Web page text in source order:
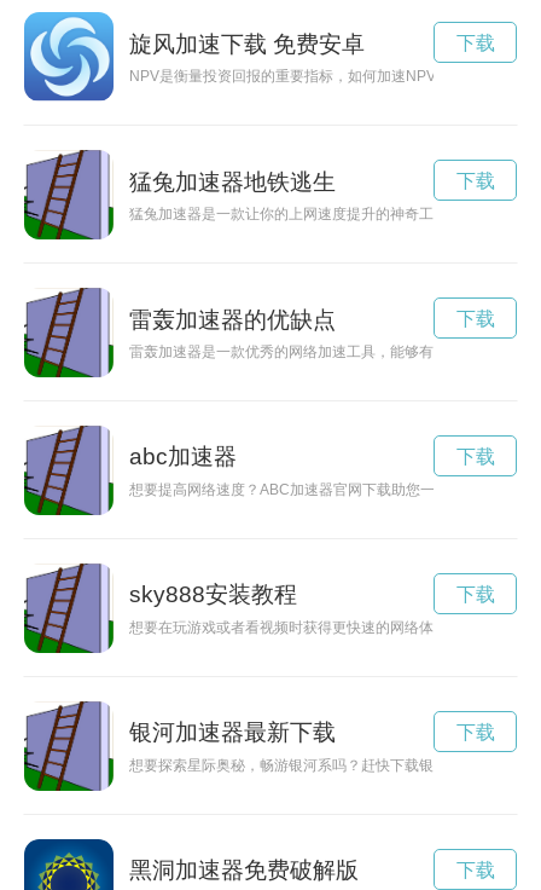
旋风加速下载 免费安卓
NPV是衡量投资回报的重要指标，如何加速NPV的增长对于投
下载
猛兔加速器地铁逃生
猛兔加速器是一款让你的上网速度提升的神奇工具，通过优化
下载
雷轰加速器的优缺点
雷轰加速器是一款优秀的网络加速工具，能够有效提升网络速
下载
abc加速器
想要提高网络速度？ABC加速器官网下载助您一臂之力，让您畅
下载
sky888安装教程
想要在玩游戏或者看视频时获得更快速的网络体验吗？那就赶
下载
银河加速器最新下载
想要探索星际奥秘，畅游银河系吗？赶快下载银河加速器app
下载
黑洞加速器免费破解版 下载